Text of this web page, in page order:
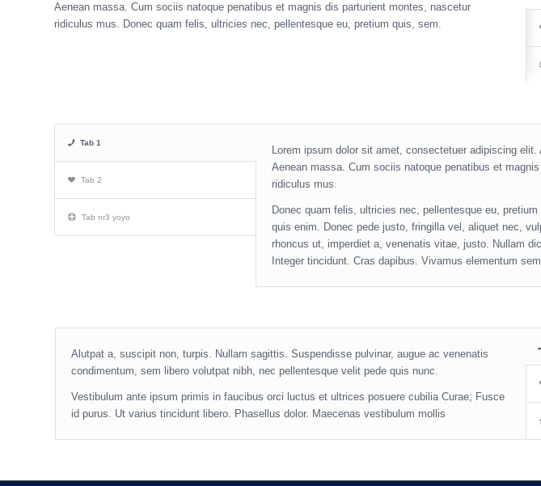
Aenean massa. Cum sociis natoque penatibus et magnis dis parturient montes, nascetur
ridiculus mus. Donec quam felis, ultricies nec, pellentesque eu, pretium quis, sem.
Tab 1
Tab 2
Tab nr3 yoyo
Lorem ipsum dolor sit amet, consectetuer adipiscing elit.
Aenean massa. Cum sociis natoque penatibus et
ridiculus mus.
Donec quam felis, ultricies nec, pellentesque eu,
quis enim. Donec pede justo, fringilla vel, aliquet nec,
rhoncus ut, imperdiet a, venenatis vitae, justo. Nullam
Integer tincidunt. Cras dapibus. Vivamus elementum
Alutpat a, suscipit non, turpis. Nullam sagittis. Suspendisse pulvinar, augue ac venenatis
condimentum, sem libero volutpat nibh, nec pellentesque velit pede quis nunc.
Vestibulum ante ipsum primis in faucibus orci luctus et ultrices posuere cubilia Curae; Fusce
id purus. Ut varius tincidunt libero. Phasellus dolor. Maecenas vestibulum mollis